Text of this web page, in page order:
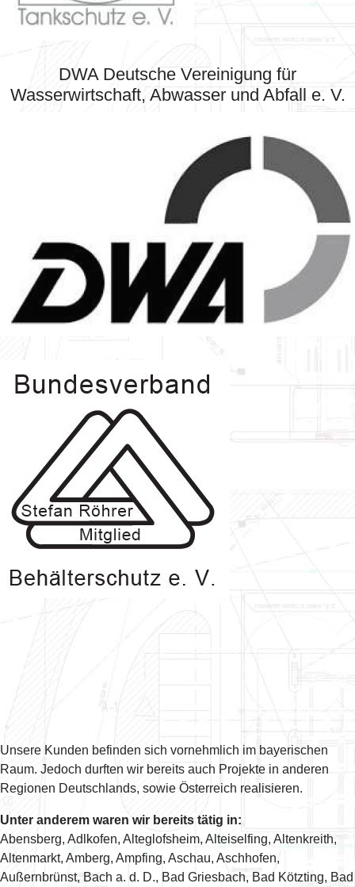
DWA Deutsche Vereinigung für
Wasserwirtschaft, Abwasser und Abfall e. V.
Unsere Kunden befinden sich vornehmlich im bayerischen
Raum. Jedoch durften wir bereits auch Projekte in anderen
Regionen Deutschlands, sowie Österreich realisieren.
Unter anderem waren wir bereits tätig in:
Abensberg, Adlkofen, Alteglofsheim, Alteiselfing, Altenkreith,
Altenmarkt, Amberg, Ampfing, Aschau, Aschhofen,
Außernbrünst, Bach a. d. D., Bad Griesbach, Bad Kötzting, Bad